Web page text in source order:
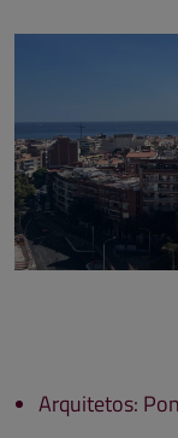
Arquitetos: